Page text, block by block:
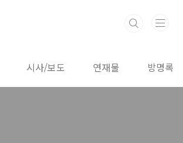
시사/보도 연재물 방명록